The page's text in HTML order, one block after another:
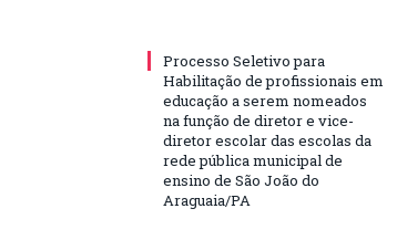
Processo Seletivo para
Habilitação de profissionais em
educação a serem nomeados
na função de diretor e vice-
diretor escolar das escolas da
rede pública municipal de
ensino de São João do
Araguaia/PA